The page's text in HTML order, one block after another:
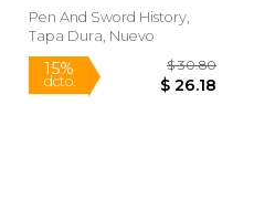
Pen And Sword History,
Tapa Dura, Nuevo